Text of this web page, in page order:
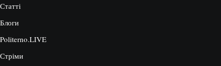
Статті
Блоги
Politerno.LIVE
Стріми